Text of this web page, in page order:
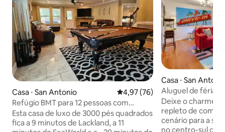
Casa ⋅ San Antonio 4,97 de uma avaliação média
4,97 (76)
Refúgio BMT para 12 pessoas com
piscina, churrasqueiras, jogos e cinema
Esta casa de luxo de 3000 pés quadrados
fica a 9 minutos de Lackland, a 11
Casa ⋅ San
Aluguel de férias
para o Passeio do
Deixe o charme
repleto de
cenário para a
no centro-sul do